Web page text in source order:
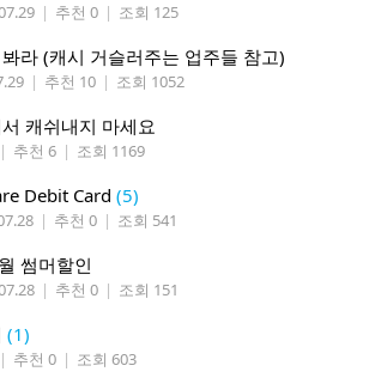
| 추천 0 | 조회 125
라 (캐시 거슬러주는 업주들 참고)
| 추천 10 | 조회 1052
캐쉬내지 마세요
| 추천 6 | 조회 1169
Debit Card (5)
| 추천 0 | 조회 541
썸머할인
| 추천 0 | 조회 151
(1)
| 추천 0 | 조회 603